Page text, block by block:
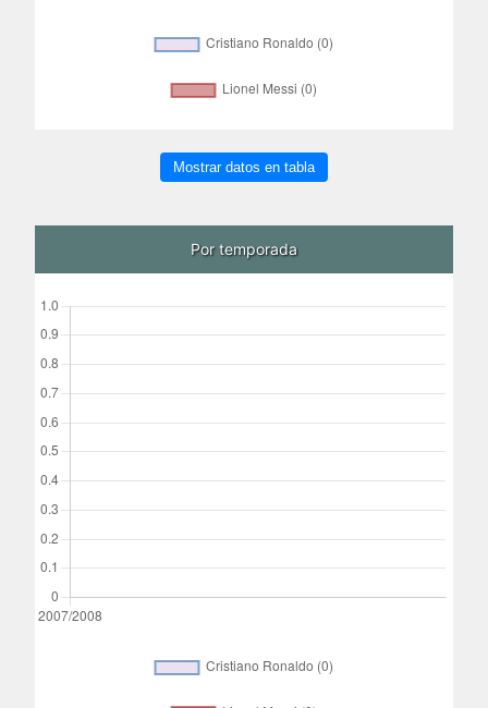
Mostrar datos en tabla
Por temporada